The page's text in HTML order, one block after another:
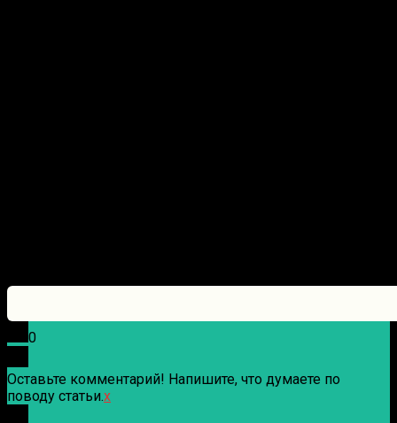
0
Оставьте комментарий! Напишите, что думаете по
поводу статьи.x